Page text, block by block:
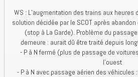
WS : L’augmentation des trains aux heures
solution décidée par le SCOT après
(stop à La Garde). Problème du
demeure : aurait dû être traité depuis
- P à N fermé (plus de passage de
l’ouest
- P à N avec passage aérien des